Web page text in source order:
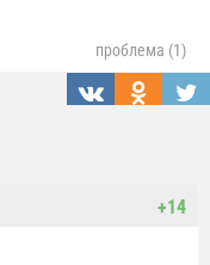
проблема (1)
+14